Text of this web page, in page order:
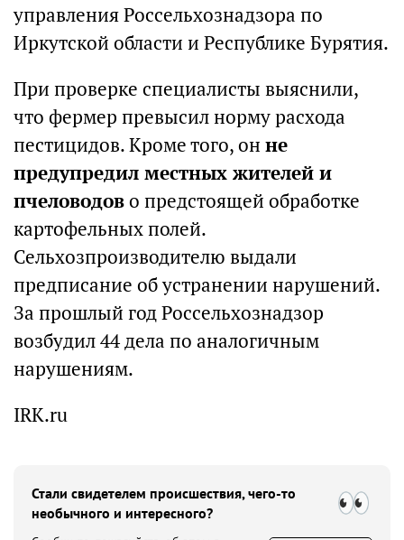
управления Россельхознадзора по
Иркутской области и Республике Бурятия.
При проверке специалисты выяснили,
что фермер превысил норму расхода
пестицидов. Кроме того, он не
предупредил местных жителей и
пчеловодово предстоящей обработке
картофельных полей.
Сельхозпроизводителю выдали
предписание об устранении нарушений.
За прошлый год Россельхознадзор
возбудил 44 дела по аналогичным
нарушениям.
IRK.ru
Стали свидетелем происшествия, чего-то
необычного и интересного?